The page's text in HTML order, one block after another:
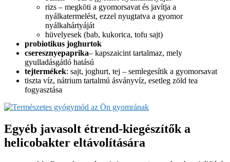
rizs – megköti a gyomorsavat és javítja a
nyálkatermelést, ezzel nyugtatva a gyomor
nyálkahártyáját
hüvelyesek (bab, kukorica, tofu sajt)
probiotikus joghurtok
cseresznyepaprika– kapszaicint tartalmaz, mely
gyulladásgátló hatású
tejtermékek: sajt, joghurt, tej – semlegesítik a gyomorsavat
tiszta víz, nátrium tartalmú ásványvíz, esetleg zöld tea
fogyasztása
Egyéb javasolt étrend-kiegészítők a
helicobakter eltávolítására